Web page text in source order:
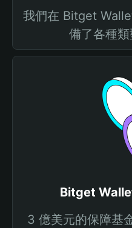
我們在 Bitget
備了各種
Bitget
3 億美元的保障基